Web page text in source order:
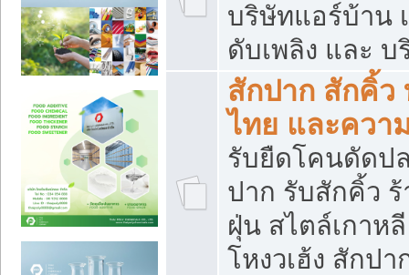
บริษัทแอร์บ้าน
ดับเพลิง และ
สักปาก สักคิ้
ไทย และควา
รับยืดโคนดัดป
ปาก รับสักคิ้ว
ฝุ่น สไตล์เกาห
โหงวเฮ้ง สักป